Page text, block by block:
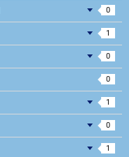
0
1
0
0
1
0
1